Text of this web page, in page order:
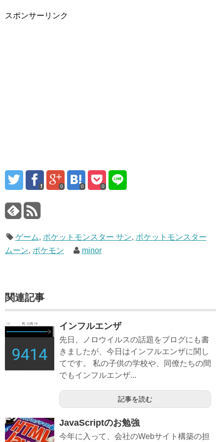
スポンサーリンク
0 0 0
ゲーム, ポケットモンスター サン, ポケットモンスター
ムーン, ポケモン minor
関連記事
インフルエンザ
先日、ノロウイルスの話題をブログにも書
きましたが、今日はインフルエンザに関し
てです。 私の子供の学校や、同僚たちの間
でもインフルエンザ...
記事を読む
JavaScriptのお勉強
今年に入って、会社のWebサイト構築の担